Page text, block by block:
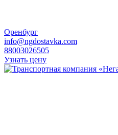
Оренбург
info@ngdostavka.com
88003026505
Узнать цену